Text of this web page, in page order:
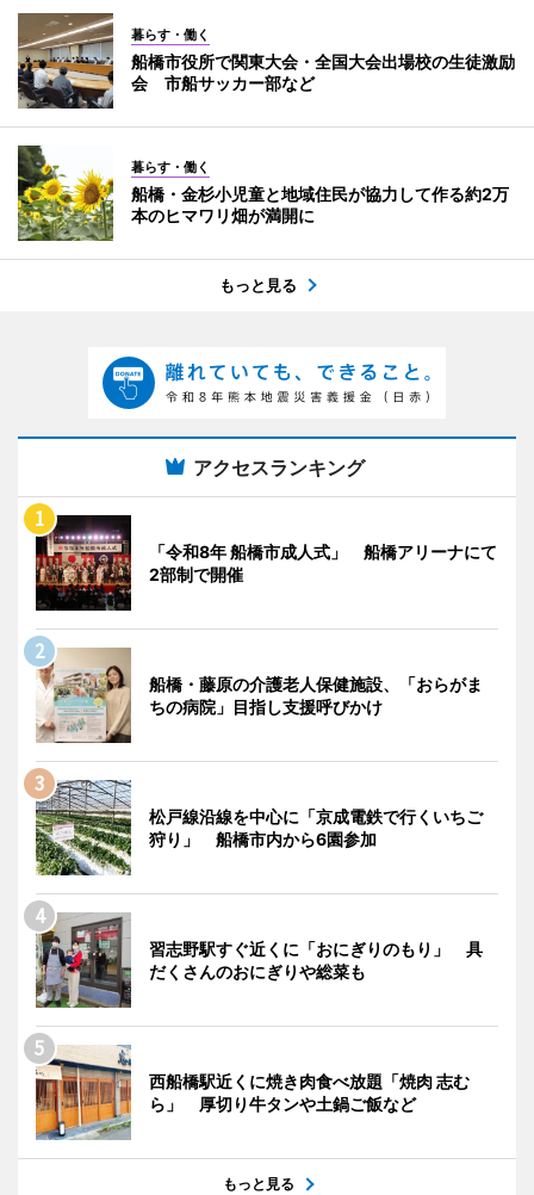
暮らす・働く
船橋市役所で関東大会・全国大会出場校の生徒激励
会 市船サッカー部など
暮らす・働く
船橋・金杉小児童と地域住民が協力して作る約2万
本のヒマワリ畑が満開に
もっと見る
アクセスランキング
「令和8年 船橋市成人式」 船橋アリーナにて
2部制で開催
船橋・藤原の介護老人保健施設、「おらがま
ちの病院」目指し支援呼びかけ
松戸線沿線を中心に「京成電鉄で行くいちご
狩り」 船橋市内から6園参加
習志野駅すぐ近くに「おにぎりのもり」 具
だくさんのおにぎりや総菜も
西船橋駅近くに焼き肉食べ放題「焼肉 志む
ら」 厚切り牛タンや土鍋ご飯など
もっと見る